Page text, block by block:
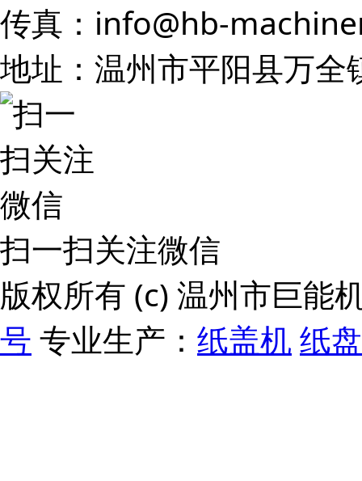
传真：info@hb-
地址：温州市平阳县万全
扫一扫关注微信
版权所有 (c) 温州市巨能
号 专业生产： 纸盖机 纸